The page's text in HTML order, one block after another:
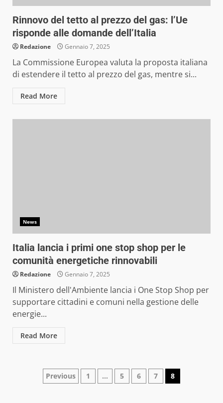
Rinnovo del tetto al prezzo del gas: l’Ue
risponde alle domande dell’Italia
Redazione Gennaio 7, 2025
La Commissione Europea valuta la proposta italiana
di estendere il tetto al prezzo del gas, mentre si...
Read More
News
Italia lancia i primi one stop shop per le
comunità energetiche rinnovabili
Redazione Gennaio 7, 2025
Il Ministero dell'Ambiente lancia i One Stop Shop per
supportare cittadini e comuni nella gestione delle
energie...
Read More
Paginazione
Previous 1 … 5 6 7 8